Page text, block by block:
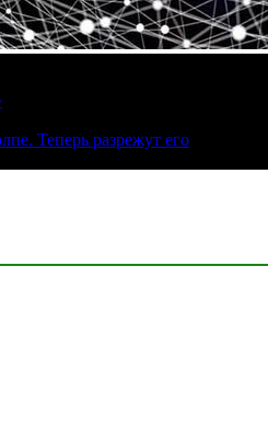
Теперь разрежут его